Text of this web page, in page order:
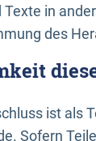
in
des
ist als
Sofern